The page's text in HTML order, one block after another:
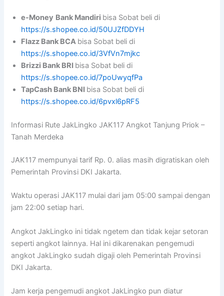
e-Money Bank Mandiri bisa Sobat beli di
https://s.shopee.co.id/50UJZfDDYH
Flazz Bank BCA bisa Sobat beli di
https://s.shopee.co.id/3VfVn7mjkc
Brizzi Bank BRI bisa Sobat beli di
https://s.shopee.co.id/7poUwyqfPa
TapCash Bank BNI bisa Sobat beli di
https://s.shopee.co.id/6pvxl6pRF5
Informasi Rute JakLingko JAK117 Angkot Tanjung Priok –
Tanah Merdeka
JAK117 mempunyai tarif Rp. 0. alias masih digratiskan oleh
Pemerintah Provinsi DKI Jakarta.
Waktu operasi JAK117 mulai dari jam 05:00 sampai dengan
jam 22:00 setiap hari.
Angkot JakLingko ini tidak ngetem dan tidak kejar setoran
seperti angkot lainnya. Hal ini dikarenakan pengemudi
angkot JakLingko sudah digaji oleh Pemerintah Provinsi
DKI Jakarta.
Jam kerja pengemudi angkot JakLingko pun diatur